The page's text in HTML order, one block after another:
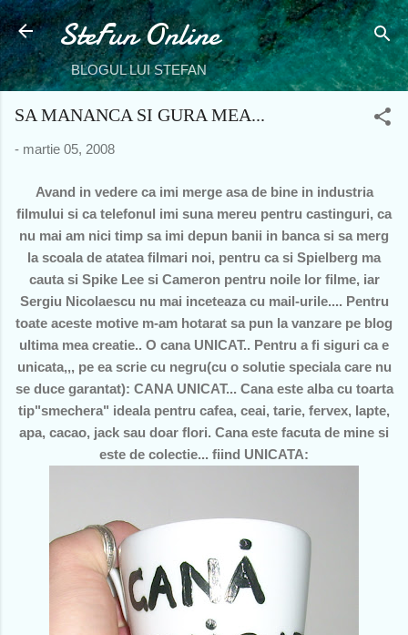
Treceți la conținutul principal
SteFun Online
BLOGUL LUI STEFAN
SA MANANCA SI GURA MEA...
- martie 05, 2008
Avand in vedere ca imi merge asa de bine in industria
filmului si ca telefonul imi suna mereu pentru castinguri, ca
nu mai am nici timp sa imi depun banii in banca si sa merg
la scoala de atatea filmari noi, pentru ca si Spielberg ma
cauta si Spike Lee si Cameron pentru noile lor filme, iar
Sergiu Nicolaescu nu mai inceteaza cu mail-urile.... Pentru
toate aceste motive m-am hotarat sa pun la vanzare pe blog
ultima mea creatie.. O cana UNICAT.. Pentru a fi siguri ca e
unicata,,, pe ea scrie cu negru(cu o solutie speciala care nu
se duce garantat): CANA UNICAT... Cana este alba cu toarta
tip"smechera" ideala pentru cafea, ceai, tarie, fervex, lapte,
apa, cacao, jack sau doar flori. Cana este facuta de mine si
este de colectie... fiind UNICATA: